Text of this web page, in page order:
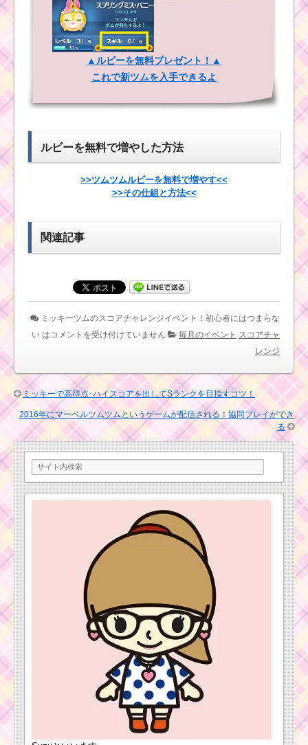
ツムツム新イベント3
月！ライオンキングイ
ベントの遊び方・攻略
法・報酬
「クリスマスパーティ
ー」でキラキラハート
を出す裏技
ン内容と攻略
ムで1プレイ
5,000,000点稼ぐ
ミッションを攻
ツムツム9月ディズニー
ストーリーブックスイ
ベント3枚目のミッショ
ン内容と攻略
白目が見えるツ
ミッションを攻
略するツム
ツムツム2017年5月の
リーク情報！新ツム・
ガチャ・確率アップ・
新イベントカレンダー
2周年ありがとうキャン
ペーン！1月29日～31
日の3日間限定ログイン
プレゼント
ントパート1クリア！全
ミッションと攻略法一
覧
ッションを攻略するツ
ツムツム8月！真夏の
イベント「海の仲間を
さがそう！」全ミッシ
ョンと報酬一覧
耳がとがったツ
を4個消そうを攻略する
方法
まつ毛のあるツムで
1900コインを稼ぐミッ
ションを攻略するツム
毛のはねたツムを1プ
レイで130個消そうを
攻略する方法
ツムツム5月ルミエー
ルのおもてなしイベン
トおまけカードのミッ
スコアボムを出
すための条件と
出し方！攻略す
るのにおすすめキャラ
ツムツム！10月の新
ツムはライオンキン
グ！？映画の続編が公
▲ルビーを無料プレゼント！▲
これで新ツムを入手できるよ
ルビーを無料で増やした方法
>>ツムツムルビーを無料で増やす<<
>>その仕組と方法<<
関連記事
ミッキーツムのスコアチャレンジイベント！初心者にはつまらな
い は コメントを受け付けていません 毎月のイベント スコアチャ
レンジ
ミッキーで高得点･ハイスコアを出してSランクを目指すコツ！
2016年にマーベルツムツムというゲームが配信される！協同プレイができ
る